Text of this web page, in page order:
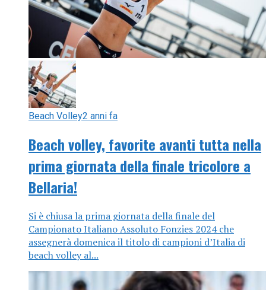
Beach Volley2 anni fa
Beach volley, favorite avanti tutta nella
prima giornata della finale tricolore a
Bellaria!
Si è chiusa la prima giornata della finale del
Campionato Italiano Assoluto Fonzies 2024 che
assegnerà domenica il titolo di campioni d’Italia di
beach volley al...